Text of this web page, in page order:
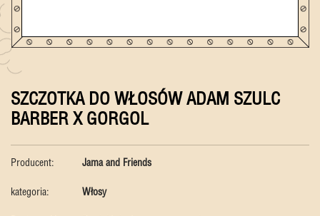
SZCZOTKA DO WŁOSÓW ADAM SZULC
BARBER X GORGOL
Producent: Jama and Friends
kategoria: Włosy